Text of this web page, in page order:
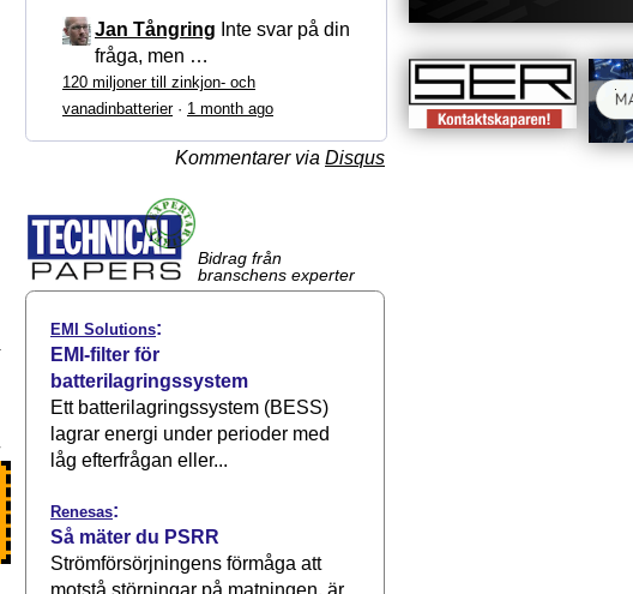
Jan Tångring Inte svar på din
fråga, men …
120 miljoner till zinkjon- och
vanadinbatterier· 1 month ago
Kommentarer via Disqus
Bidrag från
branschens experter
EMI Solutions:
EMI-filter för
batterilagringssystem
Ett batterilagringssystem (BESS)
lagrar energi under perioder med
låg efterfrågan eller...
Renesas:
Så mäter du PSRR
Strömförsörjningens förmåga att
motstå störningar på matningen, är